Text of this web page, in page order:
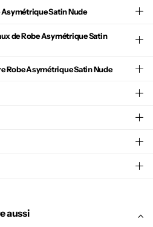
Asymétrique Satin Nude
de Robe Asymétrique Satin
Robe Asymétrique Satin Nude
aussi